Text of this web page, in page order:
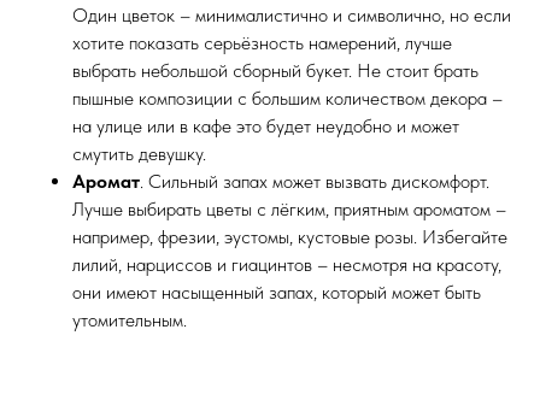
Один цветок – минималистично и символично, но если
хотите показать серьёзность намерений, лучше
выбрать небольшой сборный букет. Не стоит брать
пышные композиции с большим количеством декора –
на улице или в кафе это будет неудобно и может
смутить девушку.
Аромат. Сильный запах может вызвать дискомфорт.
Лучше выбирать цветы с лёгким, приятным ароматом –
например, фрезии, эустомы, кустовые розы. Избегайте
лилий, нарциссов и гиацинтов – несмотря на красоту,
они имеют насыщенный запах, который может быть
утомительным.